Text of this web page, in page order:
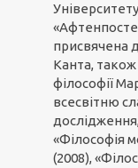
присвячена
Канта,
філософії
всесвітню
«Філософія
(2008),